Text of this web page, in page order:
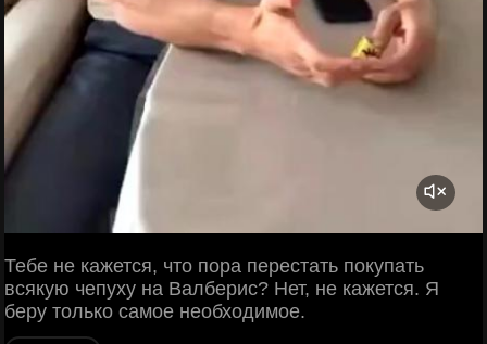
Тебе не кажется, что пора перестать покупать
всякую чепуху на Валберис? Нет, не кажется. Я
беру только самое необходимое.